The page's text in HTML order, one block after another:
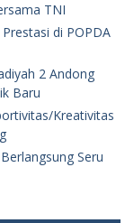
TNI
di POPDA
2 Andong
Baru
Kreativitas
Seru